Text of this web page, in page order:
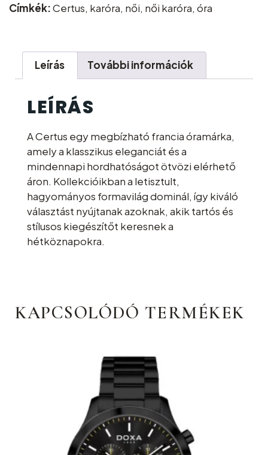
Címkék:Certus, karóra, női, női karóra, óra
Leírás További információk
LEÍRÁS
A Certus egy megbízható francia óramárka,
amely a klasszikus eleganciát és a
mindennapi hordhatóságot ötvözi elérhető
áron. Kollekcióikban a letisztult,
hagyományos formavilág dominál, így kiváló
választást nyújtanak azoknak, akik tartós és
stílusos kiegészítőt keresnek a
hétköznapokra.
KAPCSOLÓDÓ TERMÉKEK